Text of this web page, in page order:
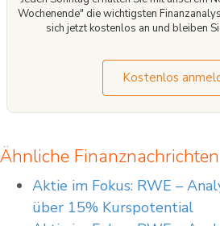
Wochenende" die wichtigsten
sich jetzt kostenlos an und bleiben
Kostenlos
Ähnliche Finanznachrichten
Aktie im Fokus: RWE –
über 15% Kurspotential